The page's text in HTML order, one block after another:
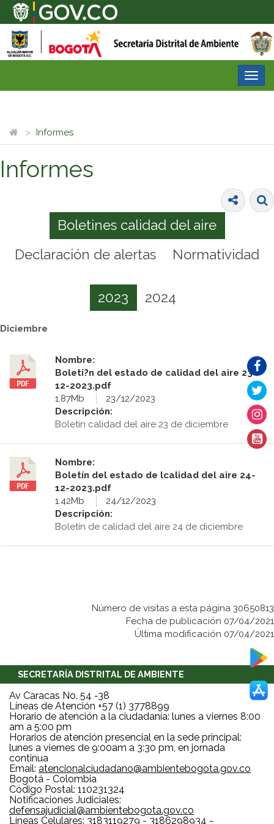
Informes
Informes
Boletines calidad del aire
Declaración de alertas
Normatividad
2023 2024
Diciembre
Nombre:
Boleti?n del estado de calidad del aire 23-
12-2023.pdf
1.87Mb
23/12/2023
Descripción:
Boletín calidad del aire 23 de diciembre
Nombre:
Boletín del estado de lcalidad del aire 24-
12-2023.pdf
1.42Mb
24/12/2023
Descripción:
Boletín de calidad del aire 24 de diciembre
Número de visitas a esta página 30650813
Fecha de publicación 07/04/2021
Última modificación 07/04/2021
SECRETARÍA DISTRITAL DE AMBIENTE
Av Caracas No. 54 -38
Líneas de Atención +57 (1) 3778899
Horario de atención a la ciudadanía: lunes a viernes 8:00
am a 5:00 pm
Horarios de atención presencial en la sede principal:
lunes a viernes de 9:00am a 3:30 pm, en jornada
continua
Email: atencionalciudadano@ambientebogota.gov.co
Bogotá - Colombia
Código Postal: 110231324
Notificaciones Judiciales:
defensajudicial@ambientebogota.gov.co
Líneas Celulares: 3183119279 - 3186298934 -